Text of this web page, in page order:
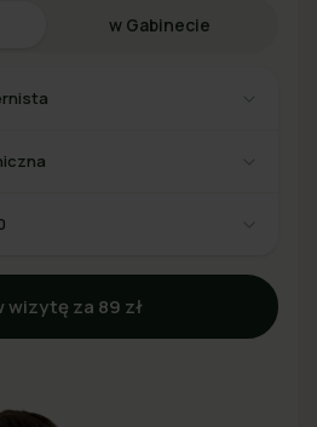
w Gabinecie
wizytę za 89 zł